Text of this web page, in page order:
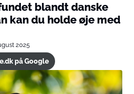
blandt danske
kan du holde øje med
2025
på Google